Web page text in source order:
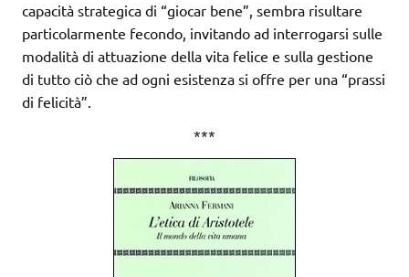
capacità strategica di “giocar bene”, sembra risultare
particolarmente fecondo, invitando ad interrogarsi sulle
modalità di attuazione della vita felice e sulla gestione
di tutto ciò che ad ogni esistenza si offre per una “prassi
di felicità”.
***